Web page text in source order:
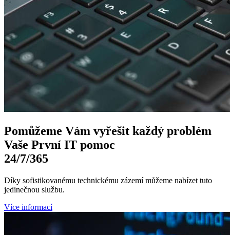
Pomůžeme Vám vyřešit každý problém
Vaše První IT pomoc
24/7/365
Díky sofistikovanému technickému zázemí můžeme nabízet tuto
jedinečnou službu.
Více informací